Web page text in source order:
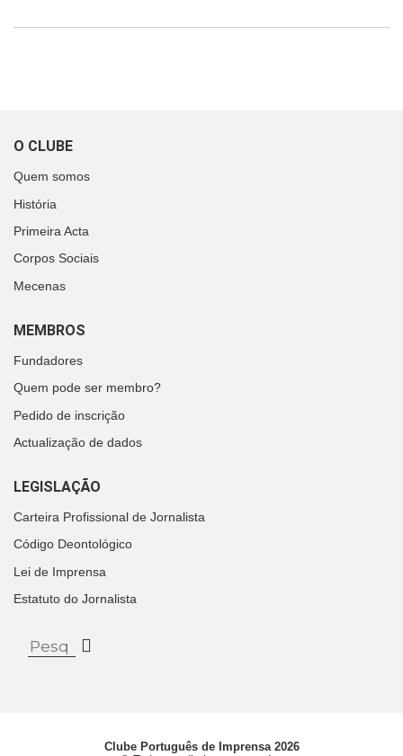
O CLUBE
Quem somos
História
Primeira Acta
Corpos Sociais
Mecenas
MEMBROS
Fundadores
Quem pode ser membro?
Pedido de inscrição
Actualização de dados
LEGISLAÇÃO
Carteira Profissional de Jornalista
Código Deontológico
Lei de Imprensa
Estatuto do Jornalista
Clube Português de Imprensa 2026